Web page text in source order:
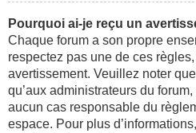
Pourquoi ai-je reçu un
Chaque forum a son propre
respectez pas une de ces
avertissement. Veuillez noter
qu’aux administrateurs du
aucun cas responsable du
espace. Pour plus